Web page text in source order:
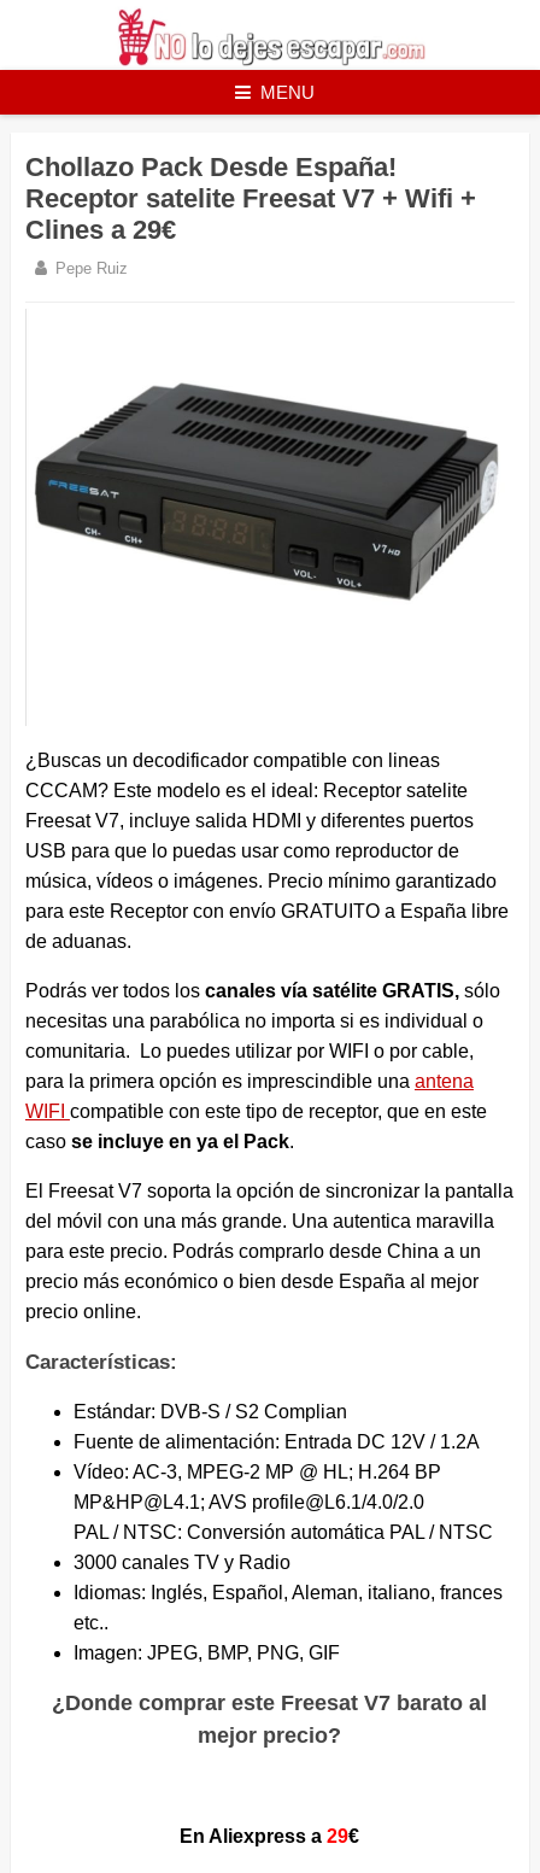
MENU
Chollazo Pack Desde España!
Receptor satelite Freesat V7 + Wifi +
Clines a 29€
Pepe Ruiz
¿Buscas un decodificador compatible con lineas
CCCAM? Este modelo es el ideal: Receptor satelite
Freesat V7, incluye salida HDMI y diferentes puertos
USB para que lo puedas usar como reproductor de
música, vídeos o imágenes. Precio mínimo garantizado
para este Receptor con envío GRATUITO a España libre
de aduanas.
Podrás ver todos los canales vía satélite GRATIS,sólo
necesitas una parabólica no importa si es individual o
comunitaria. Lo puedes utilizar por WIFI o por cable,
para la primera opción es imprescindible una antena
WIFI compatible con este tipo de receptor, que en este
caso se incluye en ya el Pack.
El Freesat V7 soporta la opción de sincronizar la pantalla
del móvil con una más grande. Una autentica maravilla
para este precio. Podrás comprarlo desde China a un
precio más económico o bien desde España al mejor
precio online.
Características:
Estándar: DVB-S / S2 Complian
Fuente de alimentación: Entrada DC 12V / 1.2A
Vídeo: AC-3, MPEG-2 MP @ HL; H.264 BP
MP&HP@L4.1; AVS profile@L6.1/4.0/2.0
PAL / NTSC: Conversión automática PAL / NTSC
3000 canales TV y Radio
Idiomas: Inglés, Español, Aleman, italiano, frances
etc..
Imagen: JPEG, BMP, PNG, GIF
¿Donde comprar este Freesat V7 barato al
mejor precio?
En Aliexpress a29€